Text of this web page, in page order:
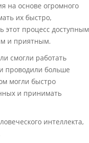
на основе огромного
их быстро,
этот процесс доступным
и приятным.
смогли работать
проводили больше
могли быстро
и принимать
интеллекта,